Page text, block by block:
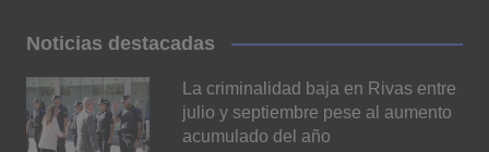
Noticias destacadas
La criminalidad baja en Rivas entre
julio y septiembre pese al aumento
acumulado del año